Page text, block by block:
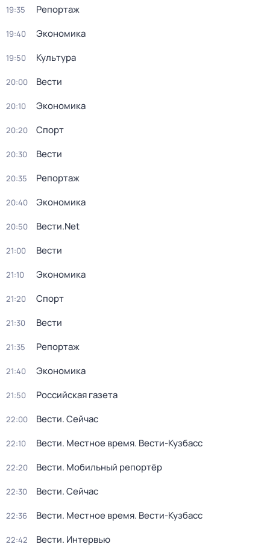
19:35 Репортаж
19:40 Экономика
19:50 Культура
20:00 Вести
20:10 Экономика
20:20 Спорт
20:30 Вести
20:35 Репортаж
20:40 Экономика
20:50 Вести.Net
21:00 Вести
21:10 Экономика
21:20 Спорт
21:30 Вести
21:35 Репортаж
21:40 Экономика
21:50 Российская газета
22:00 Вести. Сейчас
22:10 Вести. Местное время. Вести-Кузбасс
22:20 Вести. Мобильный репортёр
22:30 Вести. Сейчас
22:36 Вести. Местное время. Вести-Кузбасс
22:42 Вести. Интервью